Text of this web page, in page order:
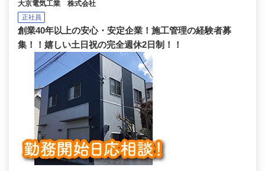
大京電気工業 株式会社
正社員
創業40年以上の安心・安定企業！施工管理の経験者募
集！！嬉しい土日祝の完全週休2日制！！